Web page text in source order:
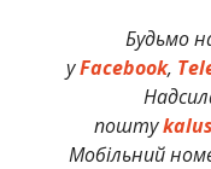
Будьмо
уFacebook,
пошту
Мобільний